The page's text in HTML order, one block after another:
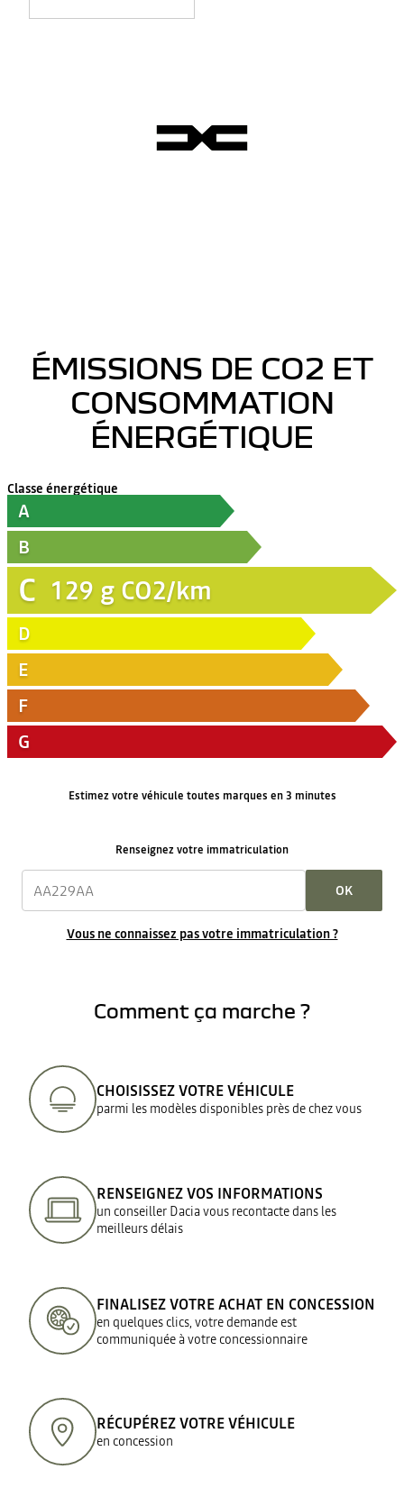
ÉMISSIONS DE CO2 ET
CONSOMMATION
ÉNERGÉTIQUE
Classe énergétique
A
B
C 129 g CO2/km
D
E
F
G
Estimez votre véhicule toutes marques en 3 minutes
Renseignez votre immatriculation
OK
Vous ne connaissez pas votre immatriculation ?
Comment ça marche ?
CHOISISSEZ VOTRE VÉHICULE
parmi les modèles disponibles près de chez vous
RENSEIGNEZ VOS INFORMATIONS
un conseiller Dacia vous recontacte dans les
meilleurs délais
FINALISEZ VOTRE ACHAT EN CONCESSION
en quelques clics, votre demande est
communiquée à votre concessionnaire
RÉCUPÉREZ VOTRE VÉHICULE
en concession